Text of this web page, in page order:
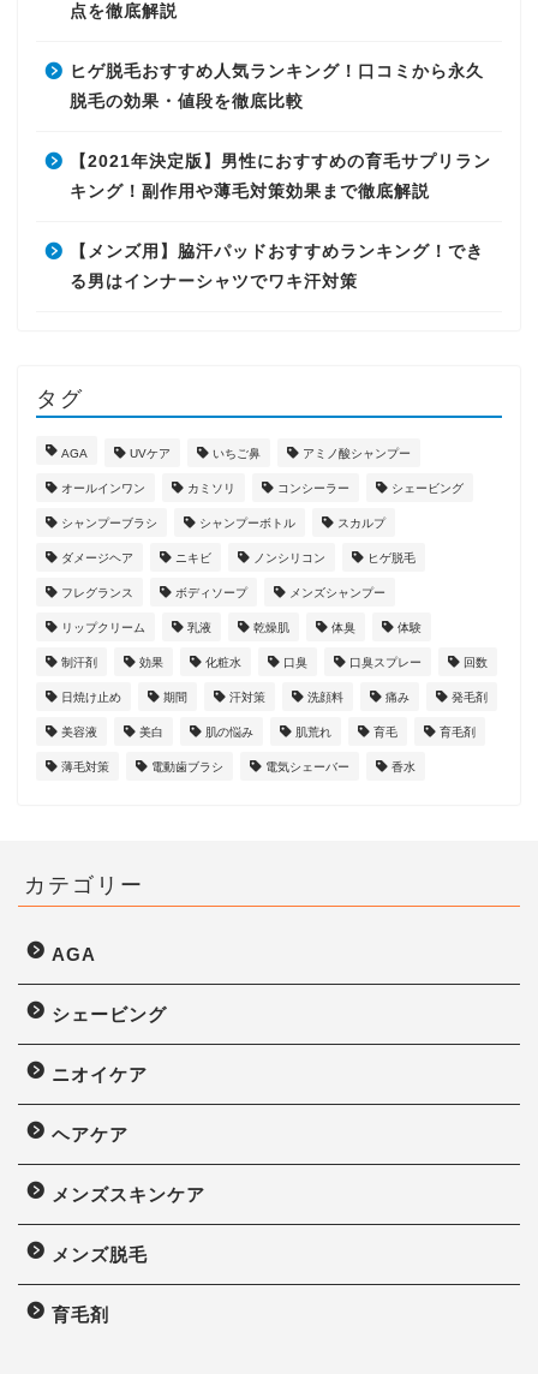
点を徹底解説
ヒゲ脱毛おすすめ人気ランキング！口コミから永久
脱毛の効果・値段を徹底比較
【2021年決定版】男性におすすめの育毛サプリラン
キング！副作用や薄毛対策効果まで徹底解説
【メンズ用】脇汗パッドおすすめランキング！でき
る男はインナーシャツでワキ汗対策
タグ
AGA UVケア いちご鼻 アミノ酸シャンプー
オールインワン カミソリ コンシーラー シェービング
シャンプーブラシ シャンプーボトル スカルプ
ダメージヘア ニキビ ノンシリコン ヒゲ脱毛
フレグランス ボディソープ メンズシャンプー
リップクリーム 乳液 乾燥肌 体臭 体験
制汗剤 効果 化粧水 口臭 口臭スプレー 回数
日焼け止め 期間 汗対策 洗顔料 痛み 発毛剤
美容液 美白 肌の悩み 肌荒れ 育毛 育毛剤
薄毛対策 電動歯ブラシ 電気シェーバー 香水
カテゴリー
AGA
シェービング
ニオイケア
ヘアケア
メンズスキンケア
メンズ脱毛
育毛剤